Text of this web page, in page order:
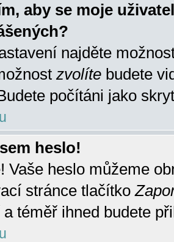
aby se moje
najděte
zvolíte budete
počítáni jako
heslo!
Vaše heslo můžeme
stránce tlačítko
téměř ihned budete